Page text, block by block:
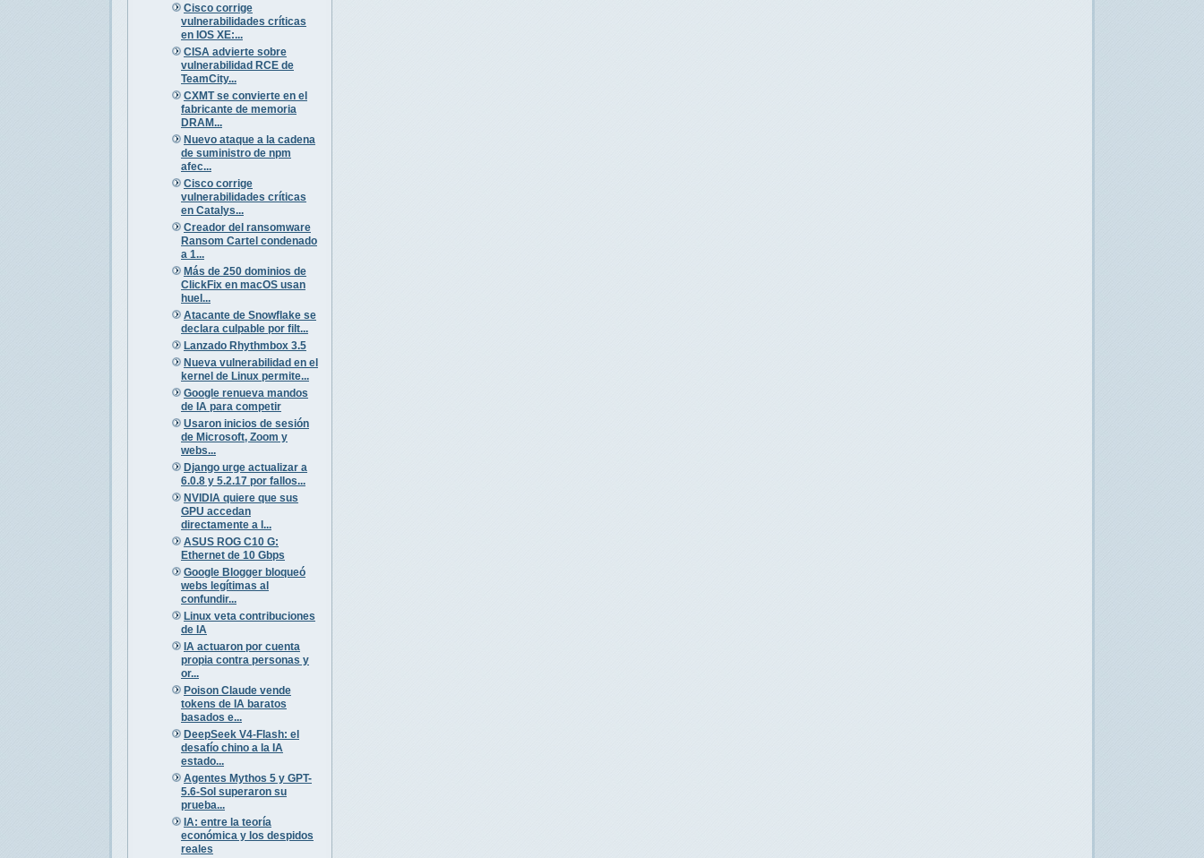
Cisco corrige
vulnerabilidades críticas
en IOS XE:...
CISA advierte sobre
vulnerabilidad RCE de
TeamCity...
CXMT se convierte en el
fabricante de memoria
DRAM...
Nuevo ataque a la cadena
de suministro de npm
afec...
Cisco corrige
vulnerabilidades críticas
en Catalys...
Creador del ransomware
Ransom Cartel condenado
a 1...
Más de 250 dominios de
ClickFix en macOS usan
huel...
Atacante de Snowflake se
declara culpable por filt...
Lanzado Rhythmbox 3.5
Nueva vulnerabilidad en el
kernel de Linux permite...
Google renueva mandos
de IA para competir
Usaron inicios de sesión
de Microsoft, Zoom y
webs...
Django urge actualizar a
6.0.8 y 5.2.17 por fallos...
NVIDIA quiere que sus
GPU accedan
directamente a l...
ASUS ROG C10 G:
Ethernet de 10 Gbps
Google Blogger bloqueó
webs legítimas al
confundir...
Linux veta contribuciones
de IA
IA actuaron por cuenta
propia contra personas y
or...
Poison Claude vende
tokens de IA baratos
basados e...
DeepSeek V4-Flash: el
desafío chino a la IA
estado...
Agentes Mythos 5 y GPT-
5.6-Sol superaron su
prueba...
IA: entre la teoría
económica y los despidos
reales